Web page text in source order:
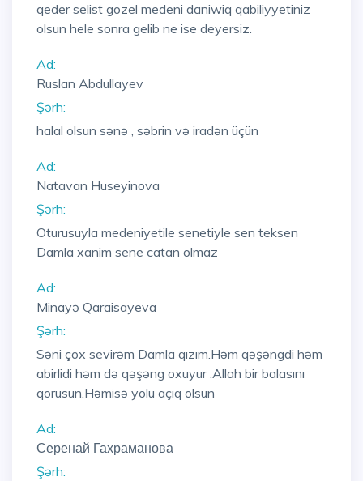
qeder selist gozel medeni daniwiq qabiliyyetiniz
olsun hele sonra gelib ne ise deyersiz.
Ad:
Ruslan Abdullayev
Şərh:
halal olsun sənə , səbrin və iradən üçün
Ad:
Natavan Huseyinova
Şərh:
Oturusuyla medeniyetile senetiyle sen teksen
Damla xanim sene catan olmaz
Ad:
Minayə Qaraisayeva
Şərh:
Səni çox sevirəm Damla qızım.Həm qəşəngdi həm
abirlidi həm də qəşəng oxuyur .Allah bir balasını
qorusun.Həmisə yolu açıq olsun
Ad:
Серенай Гахраманова
Şərh: